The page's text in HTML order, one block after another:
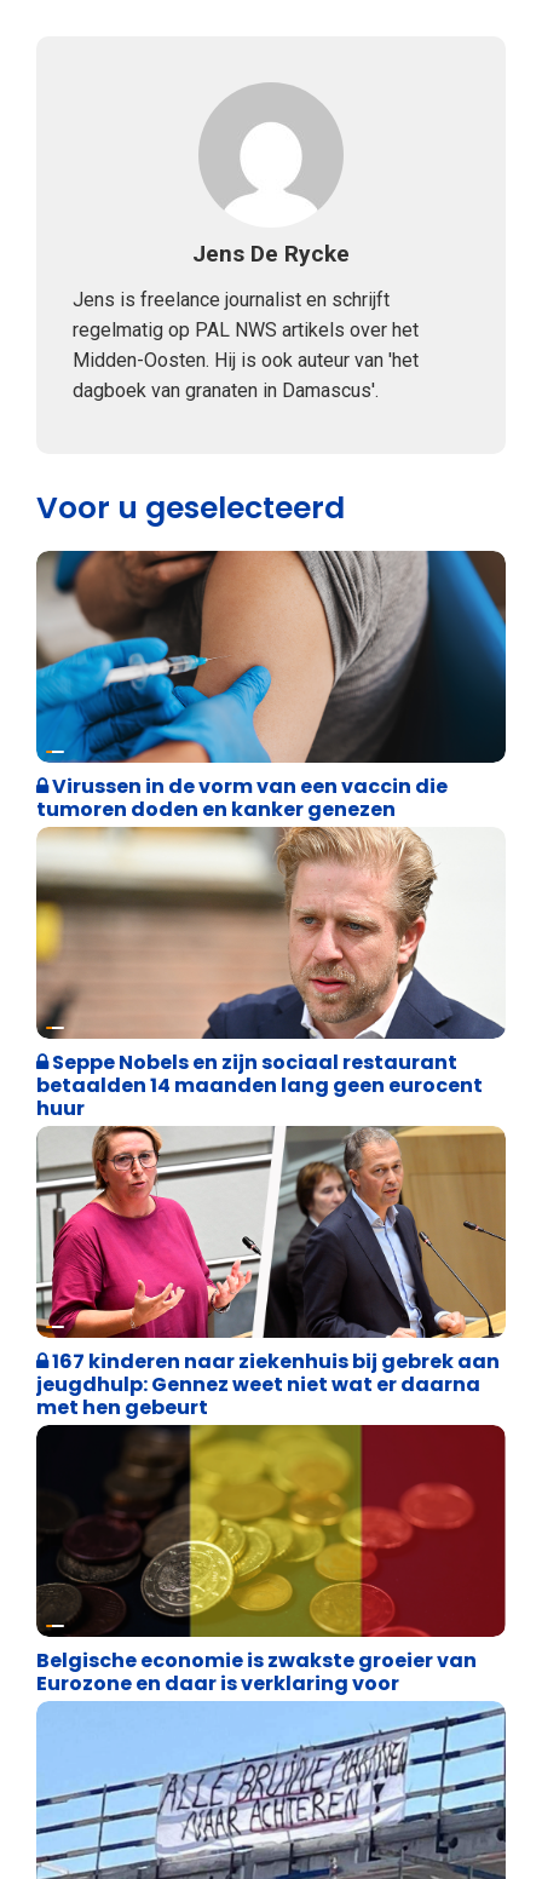
Jens De Rycke
Jens is freelance journalist en schrijft
regelmatig op PAL NWS artikels over het
Midden-Oosten. Hij is ook auteur van 'het
dagboek van granaten in Damascus'.
Voor u geselecteerd
Weekblad 't Pallieterke
Virussen in de vorm van een vaccin die
tumoren doden en kanker genezen
Binnenland politiek
Seppe Nobels en zijn sociaal restaurant
betaalden 14 maanden lang geen eurocent
huur
Binnenland politiek
167 kinderen naar ziekenhuis bij gebrek aan
jeugdhulp: Gennez weet niet wat er daarna
met hen gebeurt
Binnenland politiek
Belgische economie is zwakste groeier van
Eurozone en daar is verklaring voor